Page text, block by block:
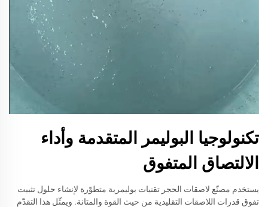
تكنولوجيا البوليمر المتقدمة وأداء
الالتصاق المتفوق
يستخدم مصنّع لاصقات الحجر تقنيات بوليمرية متطوّرة لإنشاء حلول تثبيت
تفوق قدرات اللاصقات التقليدية من حيث القوة والمتانة. ويمثّل هذا التقدّم